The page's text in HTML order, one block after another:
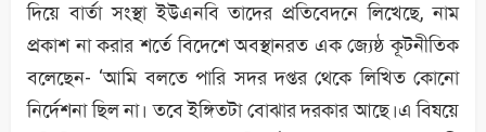
দিয়ে বার্তা সংস্থা ইউএনবি তাদের প্রতিবেদনে লিখেছে, নাম
প্রকাশ না করার শর্তে বিদেশে অবস্থানরত এক জ্যেষ্ঠ কূটনীতিক
বলেছেন- ‘আমি বলতে পারি সদর দপ্তর থেকে লিখিত কোনো
নির্দেশনা ছিল না। তবে ইঙ্গিতটা বোঝার দরকার আছে।এ বিষয়ে